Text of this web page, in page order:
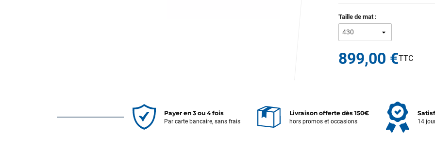
Taille de mat :
899,00 €
Payer en 3 ou 4 fois
Par carte bancaire, sans frais
Livraison offerte dès 150€
hors promos et occasions 14